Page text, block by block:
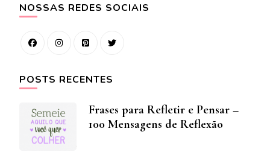
NOSSAS REDES SOCIAIS
POSTS RECENTES
Frases para Refletir e Pensar –
100 Mensagens de Reflexão